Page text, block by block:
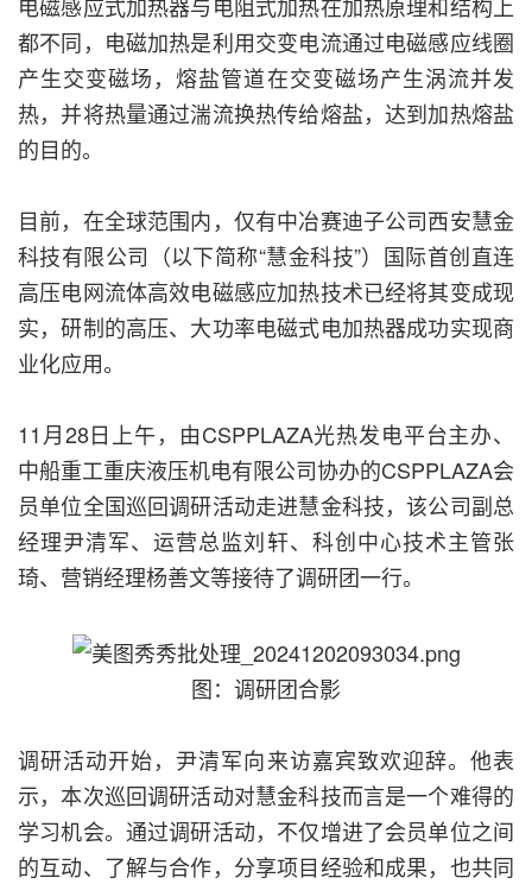
电磁感应式加热器与电阻式加热在加热原理和结构上
都不同，电磁加热是利用交变电流通过电磁感应线圈
产生交变磁场，熔盐管道在交变磁场产生涡流并发
热，并将热量通过湍流换热传给熔盐，达到加热熔盐
的目的。
目前，在全球范围内，仅有中冶赛迪子公司西安慧金
科技有限公司（以下简称“慧金科技”）国际首创直连
高压电网流体高效电磁感应加热技术已经将其变成现
实，研制的高压、大功率电磁式电加热器成功实现商
业化应用。
11月28日上午，由CSPPLAZA光热发电平台主办、
中船重工重庆液压机电有限公司协办的CSPPLAZA会
员单位全国巡回调研活动走进慧金科技，该公司副总
经理尹清军、运营总监刘轩、科创中心技术主管张
琦、营销经理杨善文等接待了调研团一行。
图：调研团合影
调研活动开始，尹清军向来访嘉宾致欢迎辞。他表
示，本次巡回调研活动对慧金科技而言是一个难得的
学习机会。通过调研活动，不仅增进了会员单位之间
的互动、了解与合作，分享项目经验和成果，也共同